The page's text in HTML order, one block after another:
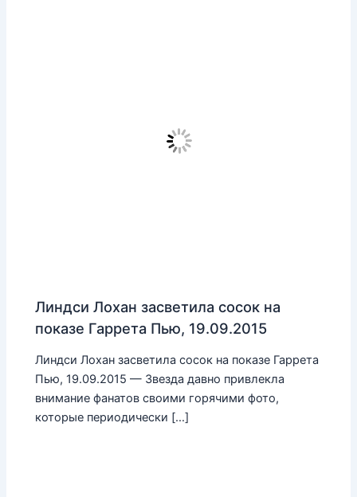
Линдси Лохан засветила сосок на
показе Гаррета Пью, 19.09.2015
Линдси Лохан засветила сосок на показе Гаррета
Пью, 19.09.2015 — Звезда давно привлекла
внимание фанатов своими горячими фото,
которые периодически […]